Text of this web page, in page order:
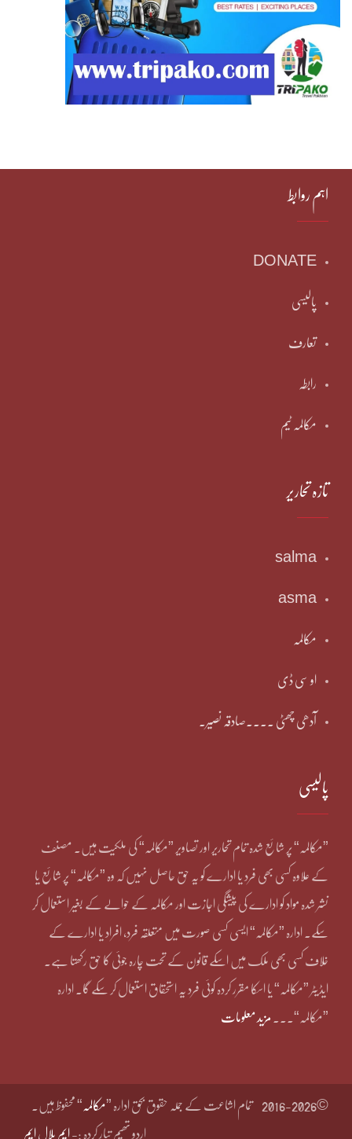
اہم روابط
DONATE
پالیسی
تعارف
رابطہ
مکالمہ ٹیم
تازہ تحاریر
salma
asma
مکالمہ
او سی ڈی
آدھی چھٹی ۔۔۔۔صادقہ نصیر۔
پالیسی
”مکالمہ“ پر شائع شدہ تمام تحاریر اور تصاویر ”مکالمہ“ کی ملکیت ہیں۔ مصنف
کے علاوہ کسی بھی فرد یا ادارے کو یہ حق حاصل نہیں کہ وہ ”مکالمہ“ پر شائع یا
نشر شدہ مواد کو ادارے کی پیشگی اجازت اور مکالمہ کے حوالے کے بغیر استعمال کر
سکے۔ ادارہ ”مکالمہ“ ایسی کسی صورت میں متعلقہ فرد، افراد یا ادارے کے
خلاف کسی بھی ملک میں اسکے قانون کے تحت چارہ جوئی کا حق رکھتا ہے۔
ایڈیٹر ”مکالمہ“ یا اسکا مقرر کردہ کوئی فرد یہ استحقاق استعمال کر سکے گا۔ ادارہ
”مکالمہ“۔۔۔ مزید معلومات
©2016-2026 تمام اشاعت کے جملہ حقوق بحق ادارہ ”مکالمہ “ محفوظ ہیں۔
اردو تھیم تیار کردہ :- ایم بلال ایم